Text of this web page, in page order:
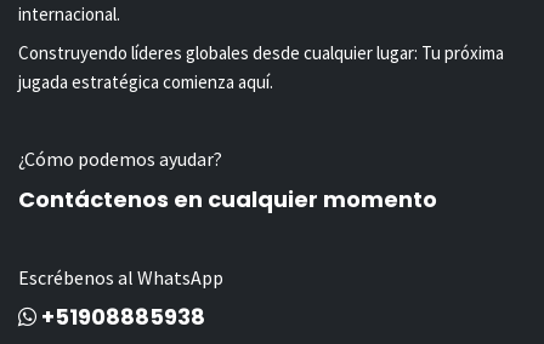
internacional.
Construyendo líderes globales desde cualquier lugar: Tu próxima
jugada estratégica comienza aquí.
¿Cómo podemos ayudar?
Contáctenos en cualquier momento
Escrébenos al WhatsApp
+51908885938